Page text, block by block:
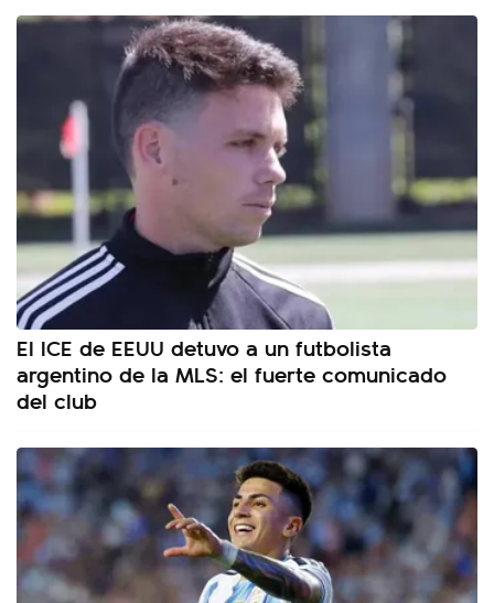
El ICE de EEUU detuvo a un futbolista
argentino de la MLS: el fuerte comunicado
del club